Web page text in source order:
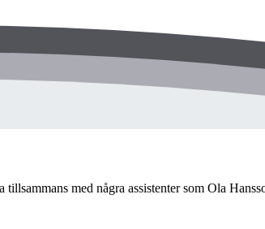
med några assistenter som Ola